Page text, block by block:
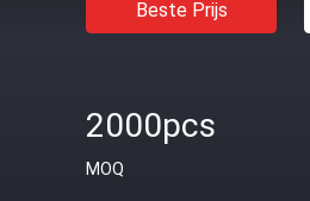
Beste Prijs
2000pcs
MOQ